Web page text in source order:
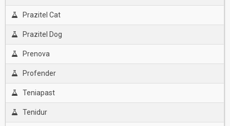
Prazitel Cat
Prazitel Dog
Prenova
Profender
Teniapast
Tenidur